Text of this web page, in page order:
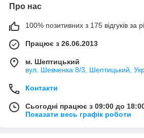
Про нас
100% позитивних з 175 відгуків за
Працює з 26.06.2013
м. Шептицький
вул. Шевченка 8/3, Шептицький,
Контакти
Сьогодні працює з 09:00 до
Показати весь графік роботи